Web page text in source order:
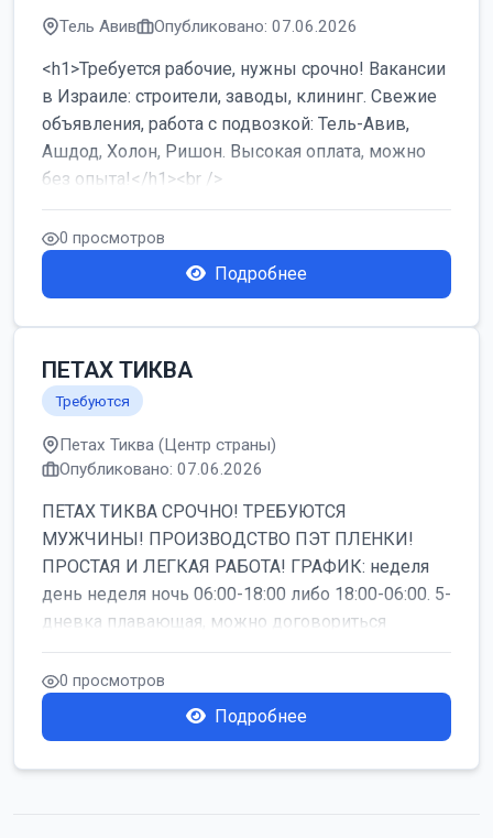
Тель Авив Опубликовано: 07.06.2026
<h1>Требуется рабочие, нужны срочно! Вакансии
в Израиле: строители, заводы, клининг. Свежие
объявления, работа с подвозкой: Тель-Авив,
Ашдод, Холон, Ришон. Высокая оплата, можно
без опыта!</h1><br />
...
0 просмотров
Подробнее
ПЕТАХ ТИКВА
Требуются
Петах Тиква (Центр страны)
Опубликовано: 07.06.2026
ПЕТАХ ТИКВА СРОЧНО! ТРЕБУЮТСЯ
МУЖЧИНЫ! ПРОИЗВОДСТВО ПЭТ ПЛЕНКИ!
ПРОСТАЯ И ЛЕГКАЯ РАБОТА! ГРАФИК: неделя
день неделя ночь 06:00-18:00 либо 18:00-06:00. 5-
дневка плавающая, можно договориться
работать б...
0 просмотров
Подробнее